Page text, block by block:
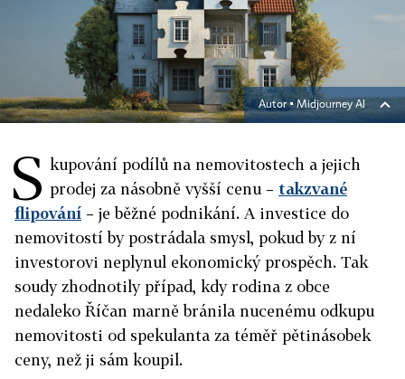
Autor ▪Midjourney AI
S kupování podílů na nemovitostech a jejich
prodej za násobně vyšší cenu – takzvané
flipování – je běžné podnikání. A investice do
nemovitostí by postrádala smysl, pokud by z ní
investorovi neplynul ekonomický prospěch. Tak
soudy zhodnotily případ, kdy rodina z obce
nedaleko Říčan marně bránila nucenému odkupu
nemovitosti od spekulanta za téměř pětinásobek
ceny, než ji sám koupil.